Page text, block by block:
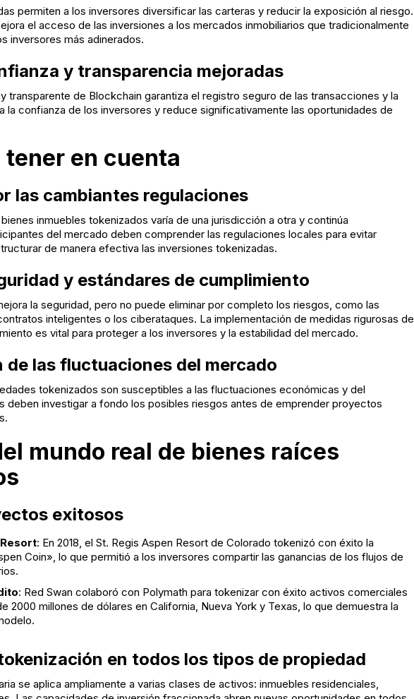
permiten a los inversores diversificar las carteras y reducir la exposición al riesgo.
el acceso de las inversiones a los mercados inmobiliarios que tradicionalmente
inversores más adinerados.
y transparencia mejoradas
transparente de Blockchain garantiza el registro seguro de las transacciones y la
la confianza de los inversores y reduce significativamente las oportunidades de
tener en cuenta
las cambiantes regulaciones
inmuebles tokenizados varía de una jurisdicción a otra y continúa
del mercado deben comprender las regulaciones locales para evitar
de manera efectiva las inversiones tokenizadas.
y estándares de cumplimiento
la seguridad, pero no puede eliminar por completo los riesgos, como las
inteligentes o los ciberataques. La implementación de medidas rigurosas de
es vital para proteger a los inversores y la estabilidad del mercado.
de las fluctuaciones del mercado
tokenizados son susceptibles a las fluctuaciones económicas y del
deben investigar a fondo los posibles riesgos antes de emprender proyectos
mundo real de bienes raíces
exitosos
: En 2018, el St. Regis Aspen Resort de Colorado tokenizó con éxito la
Coin», lo que permitió a los inversores compartir las ganancias de los flujos de
: Red Swan colaboró con Polymath para tokenizar con éxito activos comerciales
2000 millones de dólares en California, Nueva York y Texas, lo que demuestra la
en todos los tipos de propiedad
se aplica ampliamente a varias clases de activos: inmuebles residenciales,